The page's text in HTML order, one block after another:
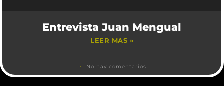
Entrevista Juan Mengual
LEER MAS »
No hay comentarios